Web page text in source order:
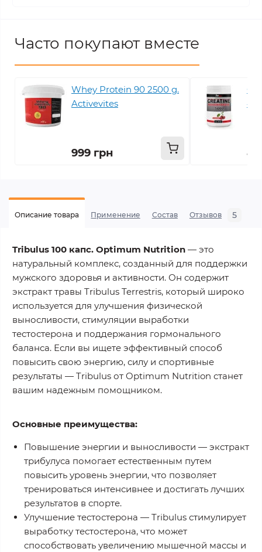
Часто покупают вместе
Whey Protein 90 2500 g.
Activevites
999 грн
Описание товара Применение Состав Отзывов 5
Tribulus 100 капс. Optimum Nutrition — это
натуральный комплекс, созданный для поддержки
мужского здоровья и активности. Он содержит
экстракт травы Tribulus Terrestris, который широко
используется для улучшения физической
выносливости, стимуляции выработки
тестостерона и поддержания гормонального
баланса. Если вы ищете эффективный способ
повысить свою энергию, силу и спортивные
результаты — Tribulus от Optimum Nutrition станет
вашим надежным помощником.
Основные преимущества:
Повышение энергии и выносливости — экстракт
трибулуса помогает естественным путем
повысить уровень энергии, что позволяет
тренироваться интенсивнее и достигать лучших
результатов в спорте.
Улучшение тестостерона — Tribulus стимулирует
выработку тестостерона, что может
способствовать увеличению мышечной массы и